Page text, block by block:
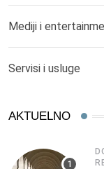
Mediji i
Servisi i usluge
AKTUELNO